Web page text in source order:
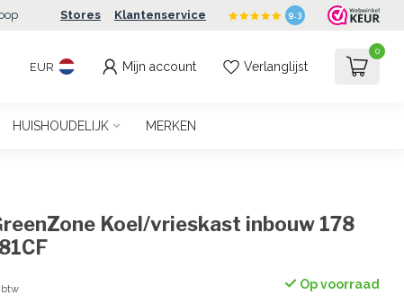
Stores Klantenservice 9.3
EUR Mijn account Verlanglijst
0
HUISHOUDELIJK MERKEN
Koel/vrieskast inbouw 178
btw Op voorraad